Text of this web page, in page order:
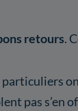
retours.
particuliers
pas s’en